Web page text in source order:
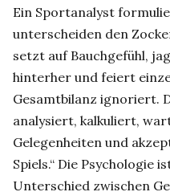
Ein Sportanalyst
unterscheiden den
setzt auf Bauchgefühl,
hinterher und feiert
Gesamtbilanz ignoriert.
analysiert, kalkuliert,
Gelegenheiten und
Spiels.“ Die Psychologie
Unterschied zwischen